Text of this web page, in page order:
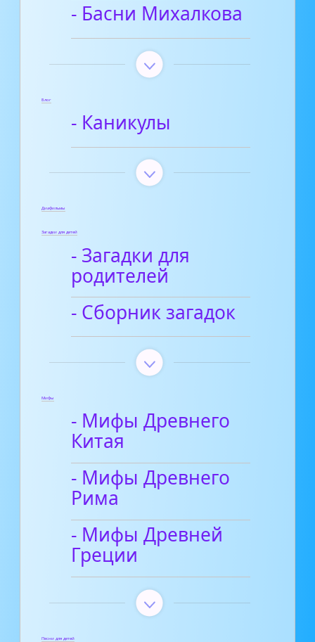
- Басни Михалкова
Блог
- Каникулы
Диафильмы
Загадки для детей
- Загадки для
родителей
- Сборник загадок
Мифы
- Мифы Древнего
Китая
- Мифы Древнего
Рима
- Мифы Древней
Греции
Песни для детей